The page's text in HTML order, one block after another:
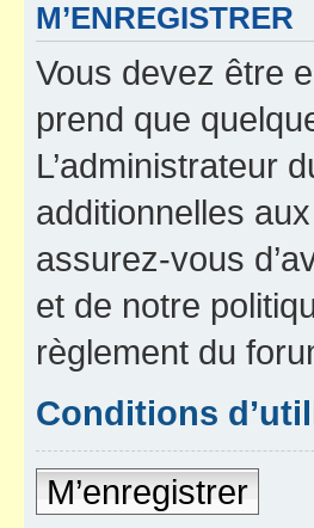
M’ENREGISTRER
Vous devez être
prend que
L’administrateur
additionnelles
assurez-vous
et de notre
règlement du
Conditions
M’enregistrer